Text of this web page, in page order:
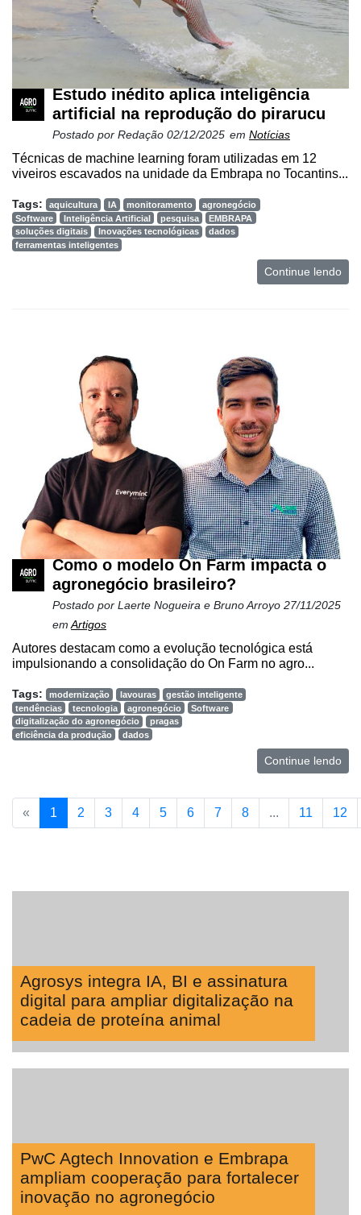
Estudo inédito aplica inteligência
artificial na reprodução do pirarucu
Postado por Redação 02/12/2025 em Notícias
Técnicas de machine learning foram utilizadas em 12
viveiros escavados na unidade da Embrapa no Tocantins...
Tags: aquicultura IA monitoramento
agronegócio
Software
Inteligência Artificial pesquisa
EMBRAPA
soluções digitais
Inovações tecnológicas
dados
ferramentas inteligentes
Continue lendo
Como o modelo On Farm impacta o
agronegócio brasileiro?
Postado por Laerte Nogueira e Bruno Arroyo 27/11/2025
em Artigos
Autores destacam como a evolução tecnológica está
impulsionando a consolidação do On Farm no agro...
Tags: modernização lavouras
gestão inteligente
tendências
tecnologia agronegócio
Software
digitalização do agronegócio
pragas
eficiência da produção
dados
Continue lendo
« 1 2 3 4 5 6 7 8 ... 11 12
Agrosys integra IA, BI e assinatura
digital para ampliar digitalização na
cadeia de proteína animal
PwC Agtech Innovation e Embrapa
ampliam cooperação para fortalecer
inovação no agronegócio